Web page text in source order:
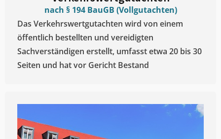
nach § 194 BauGB (Vollgutachten)
Das Verkehrswertgutachten wird von einem
öffentlich bestellten und vereidigten
Sachverständigen erstellt, umfasst etwa 20 bis 30
Seiten und hat vor Gericht Bestand